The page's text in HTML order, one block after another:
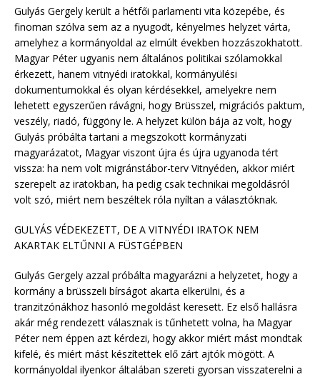
Gulyás Gergely került a hétfői parlamenti vita közepébe, és
finoman szólva sem az a nyugodt, kényelmes helyzet várta,
amelyhez a kormányoldal az elmúlt években hozzászokhatott.
Magyar Péter ugyanis nem általános politikai szólamokkal
érkezett, hanem vitnyédi iratokkal, kormányülési
dokumentumokkal és olyan kérdésekkel, amelyekre nem
lehetett egyszerűen rávágni, hogy Brüsszel, migrációs paktum,
veszély, riadó, függöny le. A helyzet külön bája az volt, hogy
Gulyás próbálta tartani a megszokott kormányzati
magyarázatot, Magyar viszont újra és újra ugyanoda tért
vissza: ha nem volt migránstábor-terv Vitnyéden, akkor miért
szerepelt az iratokban, ha pedig csak technikai megoldásról
volt szó, miért nem beszéltek róla nyíltan a választóknak.
GULYÁS VÉDEKEZETT, DE A VITNYÉDI IRATOK NEM
AKARTAK ELTŰNNI A FÜSTGÉPBEN
Gulyás Gergely azzal próbálta magyarázni a helyzetet, hogy a
kormány a brüsszeli bírságot akarta elkerülni, és a
tranzitzónákhoz hasonló megoldást keresett. Ez első hallásra
akár még rendezett válasznak is tűnhetett volna, ha Magyar
Péter nem éppen azt kérdezi, hogy akkor miért mást mondtak
kifelé, és miért mást készítettek elő zárt ajtók mögött. A
kormányoldal ilyenkor általában szereti gyorsan visszaterelni a